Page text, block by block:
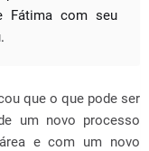
Fátima com seu
que o que pode ser
um novo processo
e com um novo